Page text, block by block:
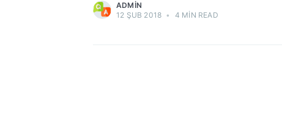
ADMIN
12 ŞUB 2018 • 4 MIN READ